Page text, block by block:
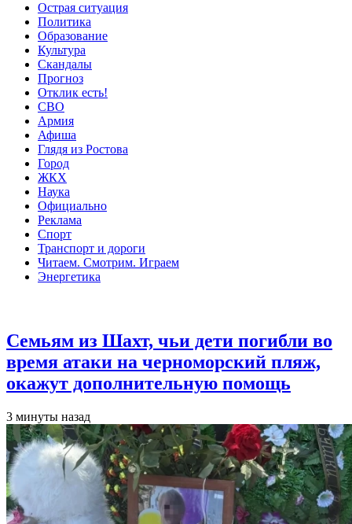
Острая ситуация
Политика
Образование
Культура
Скандалы
Прогноз
Отклик есть!
СВО
Армия
Афиша
Глядя из Ростова
Город
ЖКХ
Наука
Официально
Реклама
Спорт
Транспорт и дороги
Читаем. Смотрим. Играем
Энергетика
Семьям из Шахт, чьи дети погибли во
время атаки на черноморский пляж,
окажут дополнительную помощь
3 минуты назад